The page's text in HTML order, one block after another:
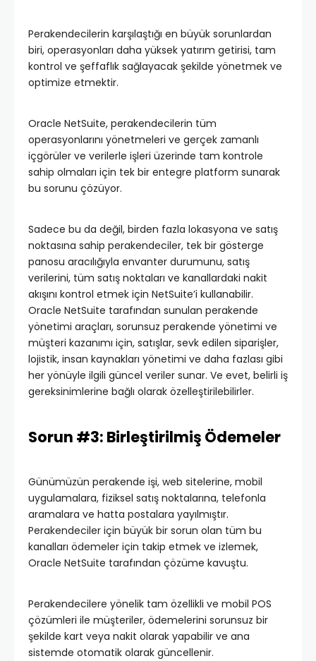
Perakendecilerin karşılaştığı en büyük sorunlardan
biri, operasyonları daha yüksek yatırım getirisi, tam
kontrol ve şeffaflık sağlayacak şekilde yönetmek ve
optimize etmektir.
Oracle NetSuite, perakendecilerin tüm
operasyonlarını yönetmeleri ve gerçek zamanlı
içgörüler ve verilerle işleri üzerinde tam kontrole
sahip olmaları için tek bir entegre platform sunarak
bu sorunu çözüyor.
Sadece bu da değil, birden fazla lokasyona ve satış
noktasına sahip perakendeciler, tek bir gösterge
panosu aracılığıyla envanter durumunu, satış
verilerini, tüm satış noktaları ve kanallardaki nakit
akışını kontrol etmek için NetSuite’i kullanabilir.
Oracle NetSuite tarafından sunulan perakende
yönetimi araçları, sorunsuz perakende yönetimi ve
müşteri kazanımı için, satışlar, sevk edilen siparişler,
lojistik, insan kaynakları yönetimi ve daha fazlası gibi
her yönüyle ilgili güncel veriler sunar. Ve evet, belirli iş
gereksinimlerine bağlı olarak özelleştirilebilirler.
Sorun #3: Birleştirilmiş Ödemeler
Günümüzün perakende işi, web sitelerine, mobil
uygulamalara, fiziksel satış noktalarına, telefonla
aramalara ve hatta postalara yayılmıştır.
Perakendeciler için büyük bir sorun olan tüm bu
kanalları ödemeler için takip etmek ve izlemek,
Oracle NetSuite tarafından çözüme kavuştu.
Perakendecilere yönelik tam özellikli ve mobil POS
çözümleri ile müşteriler, ödemelerini sorunsuz bir
şekilde kart veya nakit olarak yapabilir ve ana
sistemde otomatik olarak güncellenir.